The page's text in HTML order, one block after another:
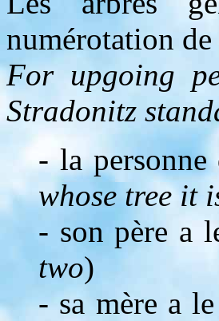
numérotation
For upgoing
Stradonitz
- la
whose tree it
- son père a
two)
- sa mère a